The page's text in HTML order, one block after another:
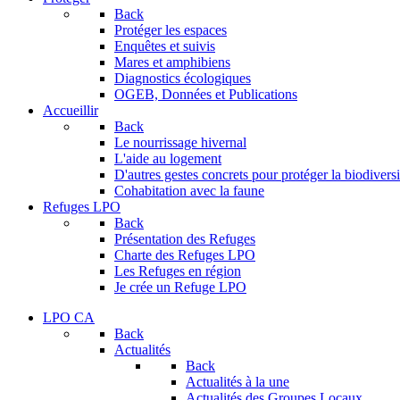
Back
Protéger les espaces
Enquêtes et suivis
Mares et amphibiens
Diagnostics écologiques
OGEB, Données et Publications
Accueillir
Back
Le nourrissage hivernal
L'aide au logement
D'autres gestes concrets pour protéger la
Cohabitation avec la faune
Refuges LPO
Back
Présentation des Refuges
Charte des Refuges LPO
Les Refuges en région
Je crée un Refuge LPO
LPO CA
Back
Actualités
Back
Actualités à la une